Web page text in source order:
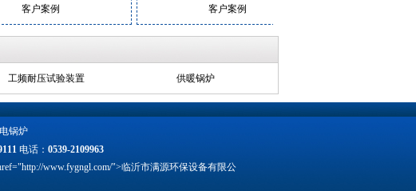
工频耐压试验装置 供暖锅炉
锅炉
电话： 0539-2109963
www.fygngl.com/">临沂市满源环保设备有限公